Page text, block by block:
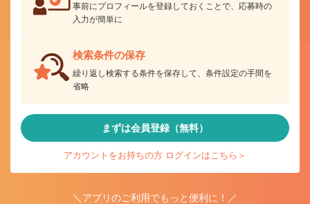
事前にプロフィールを登録しておくことで、応募時の
入力が簡単に
検索条件の保存
繰り返し検索する条件を保存して、条件設定の手間を
省略
まずは会員登録（無料）
アカウントをお持ちの方 ログインはこちら＞
＼アプリのご利用でもっと便利に！／